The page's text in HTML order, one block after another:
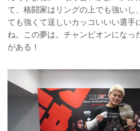
て、格闘家はリングの上でも強いし
ても強くて逞しいカッコいいい選手
ね。この夢は。チャンピオンになっ
がある！